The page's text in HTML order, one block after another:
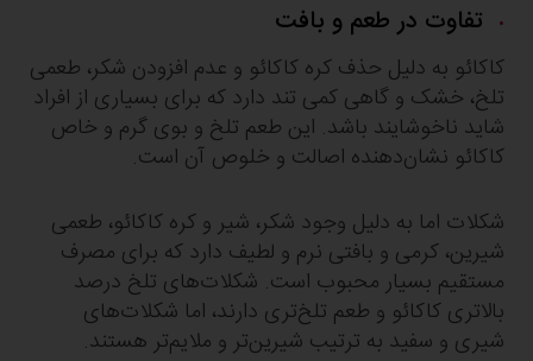
تفاوت در طعم و بافت
کاکائو به دلیل حذف کره کاکائو و عدم افزودن شکر، طعمی
تلخ، خشک و گاهی کمی تند دارد که برای بسیاری از افراد
شاید ناخوشایند باشد. این طعم تلخ و بوی گرم و خاص
کاکائو نشان‌دهنده اصالت و خلوص آن است.
شکلات اما به دلیل وجود شکر، شیر و کره کاکائو، طعمی
شیرین، کرمی و بافتی نرم و لطیف دارد که برای مصرف
مستقیم بسیار محبوب است. شکلات‌های تلخ درصد
بالاتری کاکائو و طعم تلخ‌تری دارند، اما شکلات‌های
شیری و سفید به ترتیب شیرین‌تر و ملایم‌تر هستند.